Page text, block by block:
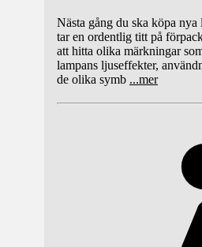
Nästa gång du ska köpa nya
tar en ordentlig titt på
att hitta olika märkningar
lampans ljuseffekter,
de olika symb ...mer